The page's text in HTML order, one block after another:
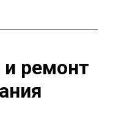
ремонт